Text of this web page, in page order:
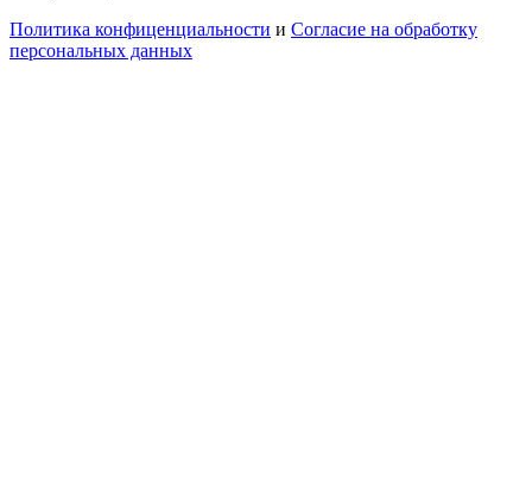
Политика конфиценциальности и Согласие на обработку
персональных данных